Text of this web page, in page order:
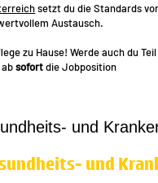
setzt du die Standards
Austausch.
zu Hause! Werde auch du
absofortdie Jobposition
und
und